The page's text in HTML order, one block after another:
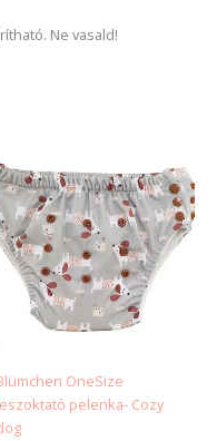
Ne vasald!
OneSize
pelenka- Cozy